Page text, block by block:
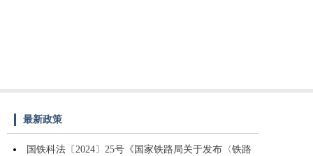
最新政策
国铁科法〔2024〕25号《国家铁路局关于发布〈铁路